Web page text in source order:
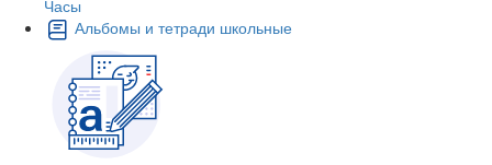
Часы
Альбомы и тетради школьные